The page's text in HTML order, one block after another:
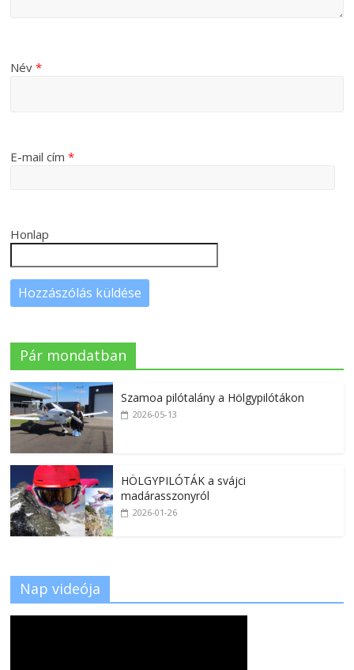
Név*
E-mail cím*
Honlap
Pár mondatban
Szamoa pilótalány a Hölgypilótákon
2026-05-13
HÖLGYPILÓTÁK a svájci
madárasszonyról
2026-01-26
Nap videója